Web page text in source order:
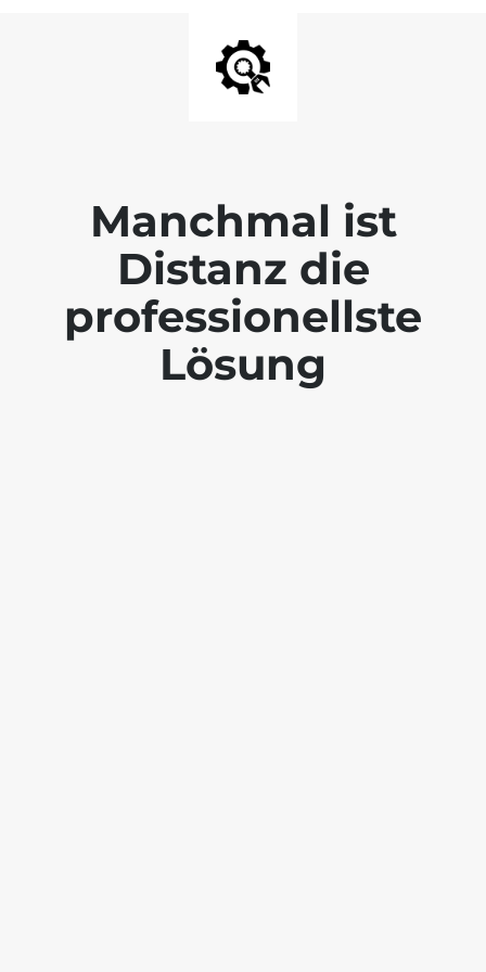
Manchmal ist
Distanz die
professionellste
Lösung